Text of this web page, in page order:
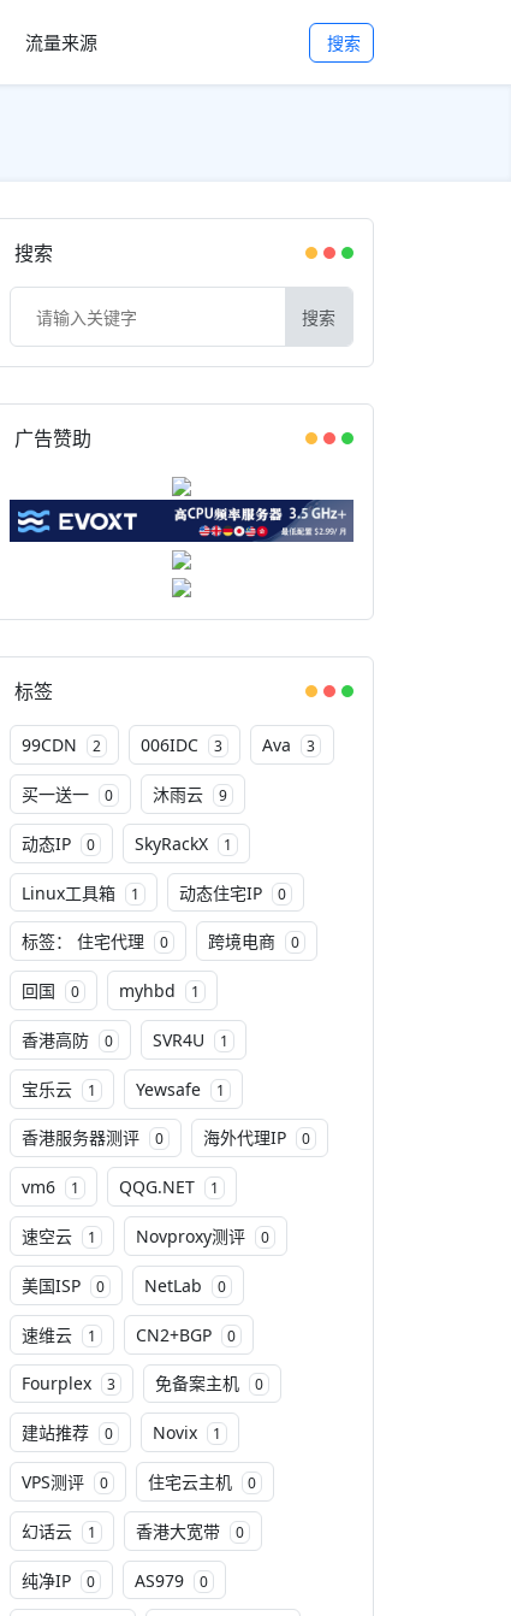
流量来源 搜索
搜索
搜索
广告赞助
标签
99CDN 2 006IDC 3 Ava 3
买一送一 0 沐雨云 9
动态IP 0 SkyRackX 1
Linux工具箱 1 动态住宅IP 0
标签： 住宅代理 0 跨境电商 0
回国 0 myhbd 1
香港高防 0 SVR4U 1
宝乐云 1 Yewsafe 1
香港服务器测评 0 海外代理IP 0
vm6 1 QQG.NET 1
速空云 1 Novproxy测评 0
美国ISP 0 NetLab 0
速维云 1 CN2+BGP 0
Fourplex 3 免备案主机 0
建站推荐 0 Novix 1
VPS测评 0 住宅云主机 0
幻话云 1 香港大宽带 0
纯净IP 0 AS979 0